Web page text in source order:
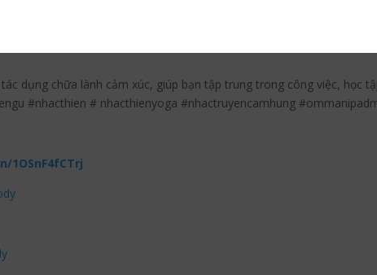
dụng chữa lành cảm xúc, giúp bạn tập trung trong công việc, học
#nhacthien # nhacthienyoga #nhactruyencamhung